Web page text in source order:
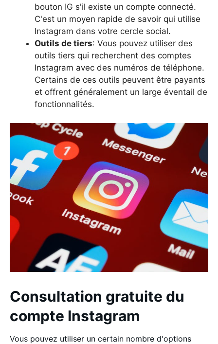
bouton IG s'il existe un compte connecté.
C'est un moyen rapide de savoir qui utilise
Instagram dans votre cercle social.
Outils de tiers: Vous pouvez utiliser des
outils tiers qui recherchent des comptes
Instagram avec des numéros de téléphone.
Certains de ces outils peuvent être payants
et offrent généralement un large éventail de
fonctionnalités.
Consultation gratuite du
compte Instagram
Vous pouvez utiliser un certain nombre d'options